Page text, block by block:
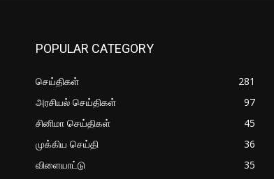
POPULAR CATEGORY
செய்திகள்
281
அரசியல் செய்திகள்
97
சினிமா செய்திகள்
45
முக்கிய செய்தி
36
விளையாட்டு
35